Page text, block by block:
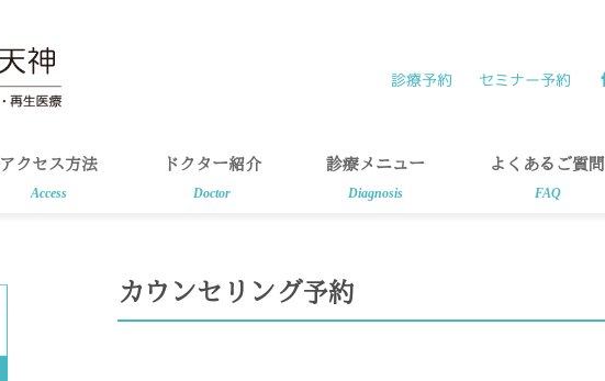
診療予約
セミナー予約
アクセス方法
Access
ドクター紹介
Doctor
診療メニュー
Diagnosis
よくあるご質問
FAQ
カウンセリング予約